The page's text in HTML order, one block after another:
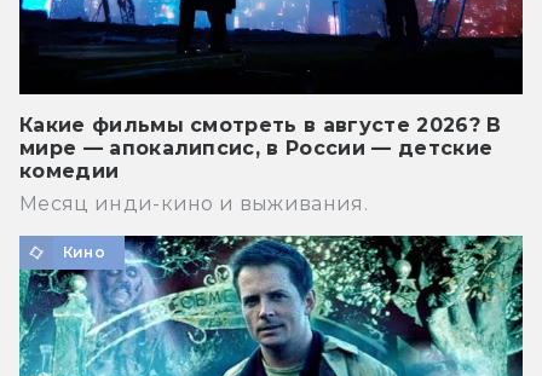
Какие фильмы смотреть в августе 2026? В
мире — апокалипсис, в России — детские
комедии
Месяц инди-кино и выживания.
Кино